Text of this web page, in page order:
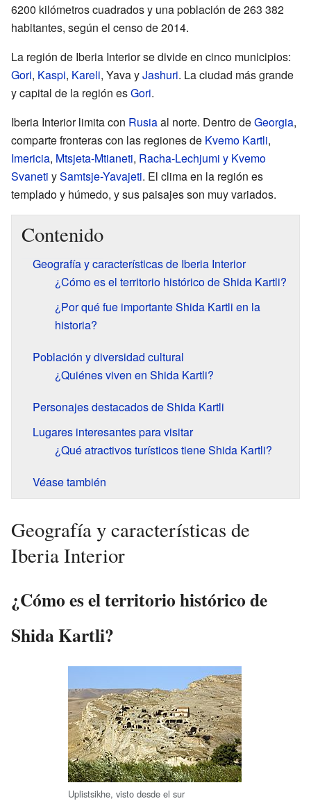
6200 kilómetros cuadrados y una población de 263 382
habitantes, según el censo de 2014.
La región de Iberia Interior se divide en cinco municipios:
Gori, Kaspi, Kareli, Yava yJashuri. La ciudad más grande
y capital de la región esGori.
Iberia Interior limita con Rusiaal norte. Dentro deGeorgia,
comparte fronteras con las regiones de Kvemo Kartli,
Imericia, Mtsjeta-Mtianeti, Racha-Lechjumi y Kvemo
Svaneti ySamtsje-Yavajeti. El clima en la región es
templado y húmedo, y sus paisajes son muy variados.
Contenido
Geografía y características de Iberia Interior
¿Cómo es el territorio histórico de Shida Kartli?
¿Por qué fue importante Shida Kartli en la
historia?
Población y diversidad cultural
¿Quiénes viven en Shida Kartli?
Personajes destacados de Shida Kartli
Lugares interesantes para visitar
¿Qué atractivos turísticos tiene Shida Kartli?
Véase también
Geografía y características de
Iberia Interior
¿Cómo es el territorio histórico de
Shida Kartli?
Uplistsikhe, visto desde el sur